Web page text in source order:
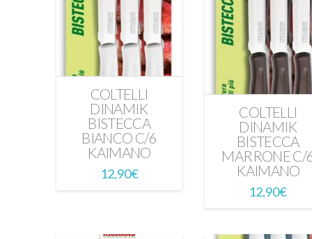
COLTELLI
DINAMIK
BISTECCA
BIANCO C/6
KAIMANO
12,90€
COLTELLI
DINAMIK
BISTECCA
MARRONE C/
KAIMANO
12,90€